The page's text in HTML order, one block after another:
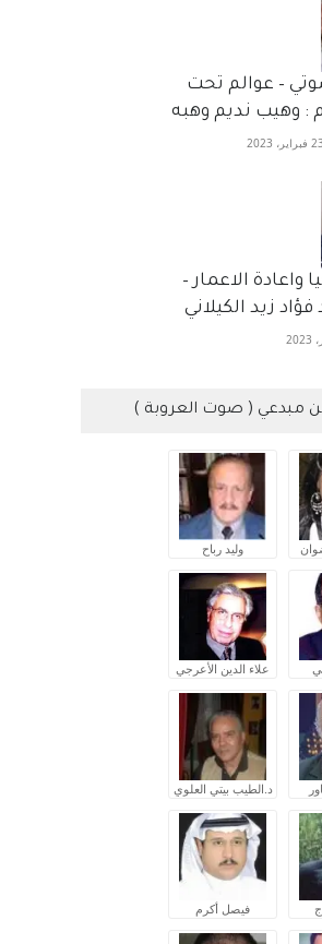
– عوالم تحت
: وهيب نديم وهبه
23 فبراير، 2023
واعادة الاعمار –
زيد الكيلاني
مبدعي ( صوت العروبة )
وليد رباح
علاء الدين الأعرجي
د.الطيب بيتي العلوي
فيصل أكرم